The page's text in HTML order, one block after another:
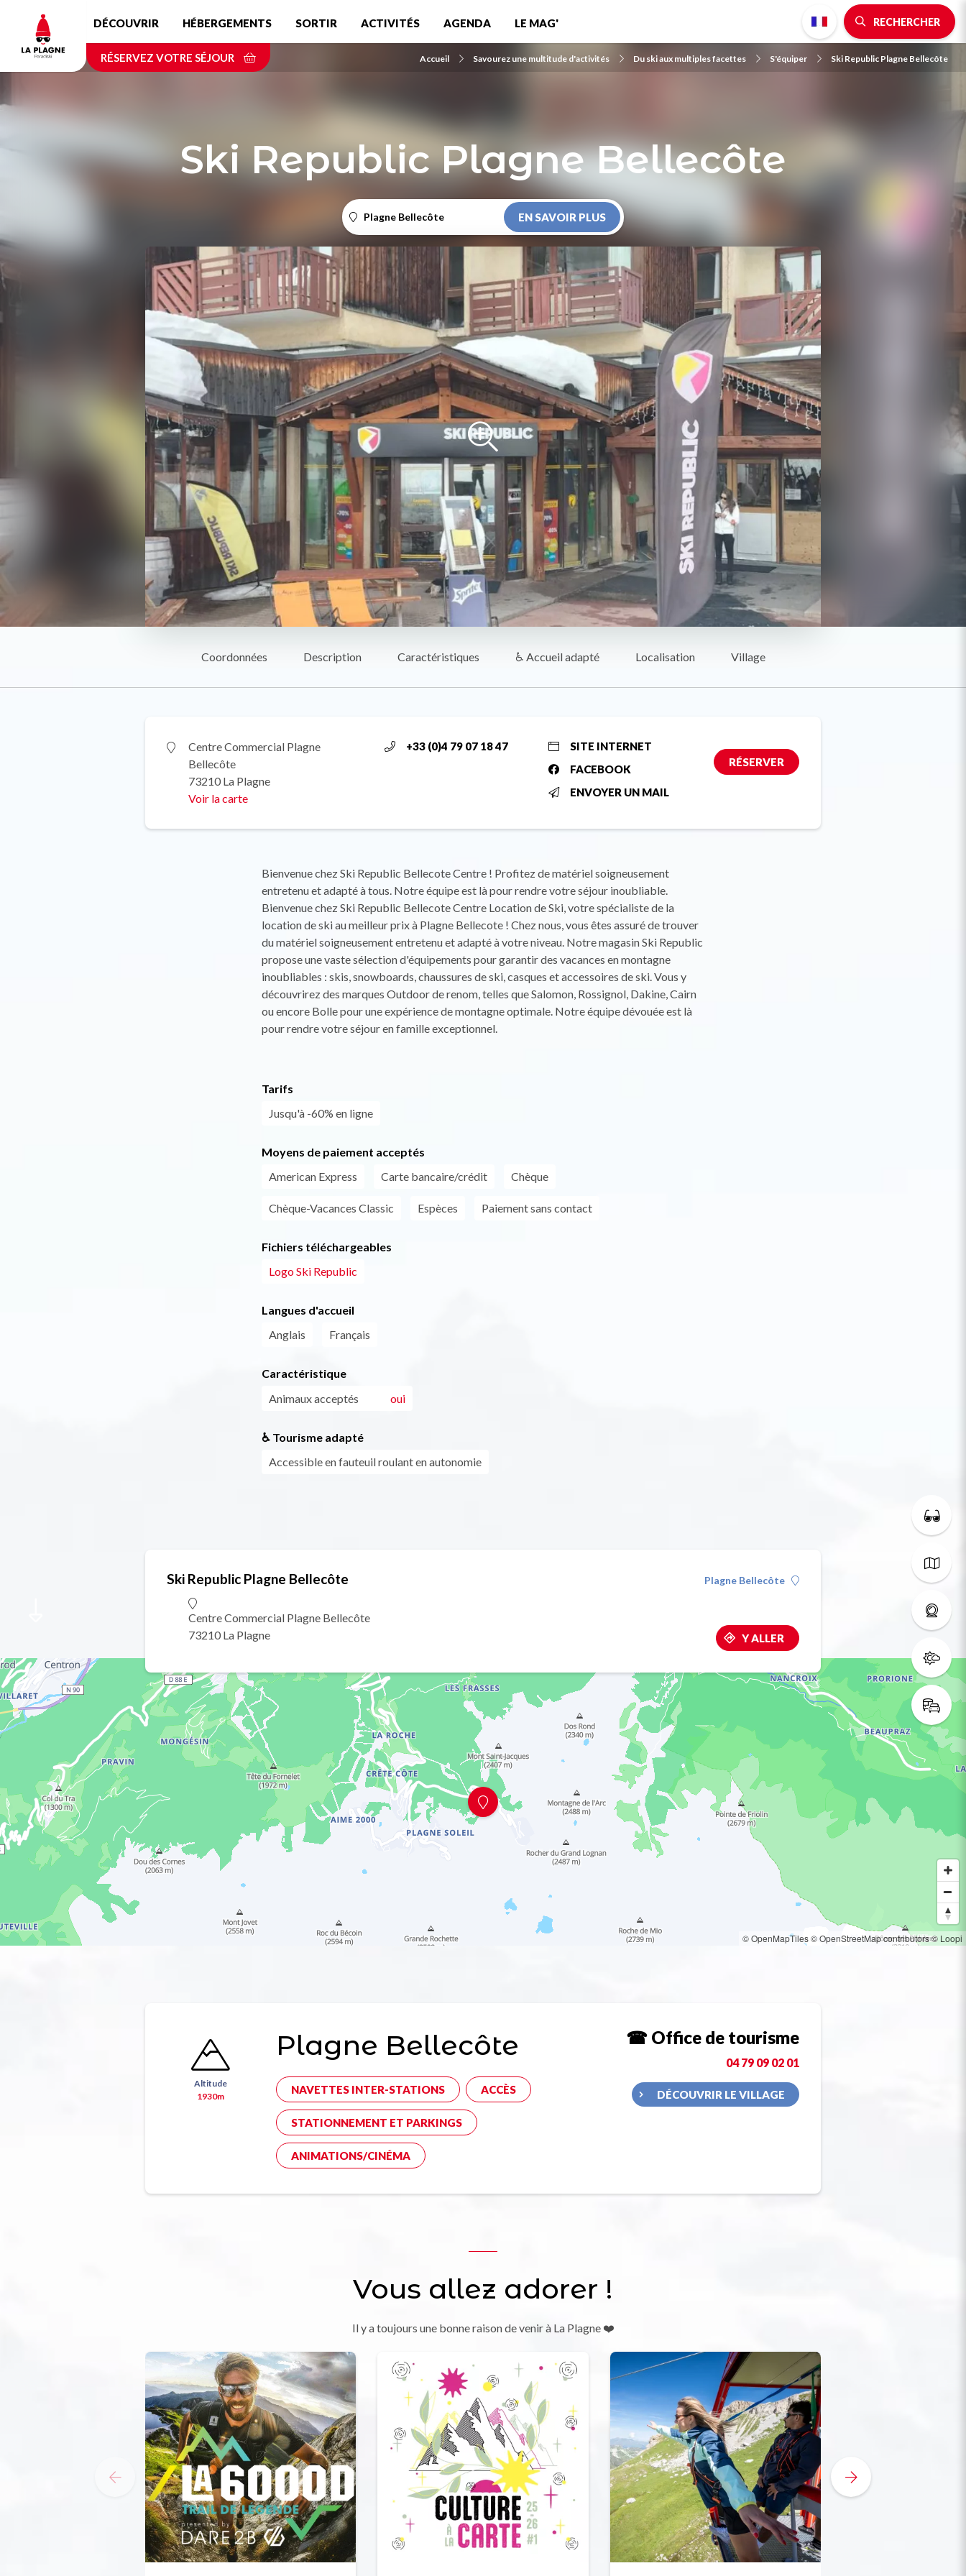
contenu
principal
DÉCOUVRIR HÉBERGEMENTS SORTIR ACTIVITÉS AGENDA LE MAG' RECHERCHER
RÉSERVEZ VOTRE SÉJOUR Accueil Savourez une multitude d'activités Du ski aux multiples facettes S'équiper Ski Republic Plagne Bellecôte
Ski Republic Plagne Bellecôte
Plagne Bellecôte EN SAVOIR PLUS
Coordonnées Description Caractéristiques ♿ Accueil adapté Localisation Village
Centre Commercial Plagne
Bellecôte
73210 La Plagne
Voir la carte
+33 (0)4 79 07 18 47
SITE INTERNET
FACEBOOK
ENVOYER UN MAIL
RÉSERVER
Bienvenue chez Ski Republic Bellecote Centre ! Profitez de matériel soigneusement
entretenu et adapté à tous. Notre équipe est là pour rendre votre séjour inoubliable.
Bienvenue chez Ski Republic Bellecote Centre Location de Ski, votre spécialiste de la
location de ski au meilleur prix à Plagne Bellecote ! Chez nous, vous êtes assuré de trouver
du matériel soigneusement entretenu et adapté à votre niveau. Notre magasin Ski Republic
propose une vaste sélection d'équipements pour garantir des vacances en montagne
inoubliables : skis, snowboards, chaussures de ski, casques et accessoires de ski. Vous y
découvrirez des marques Outdoor de renom, telles que Salomon, Rossignol, Dakine, Cairn
ou encore Bolle pour une expérience de montagne optimale. Notre équipe dévouée est là
pour rendre votre séjour en famille exceptionnel.
Tarifs
Jusqu'à -60% en ligne
Moyens de paiement acceptés
American Express
Carte bancaire/crédit Chèque
Chèque-Vacances Classic Espèces Paiement sans contact
Fichiers téléchargeables
Logo Ski Republic
Langues d'accueil
Anglais
Français
Caractéristique
Animaux acceptés
oui
♿ Tourisme adapté
Accessible en fauteuil roulant en autonomie
Ski Republic Plagne Bellecôte
Centre Commercial Plagne Bellecôte
73210 La Plagne
Plagne Bellecôte
Y ALLER
© OpenMapTiles© OpenStreetMap contributors© Loopi
Altitude
1930m
Plagne Bellecôte
NAVETTES INTER-STATIONS ACCÈS
STATIONNEMENT ET PARKINGS
ANIMATIONS/CINÉMA
☎ Office de tourisme
04 79 09 02 01
DÉCOUVRIR LE VILLAGE
Vous allez adorer !
Il y a toujours une bonne raison de venir à La Plagne ❤️